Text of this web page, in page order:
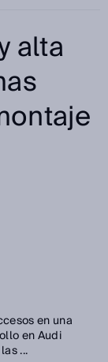
alta
en una
en Audi
...